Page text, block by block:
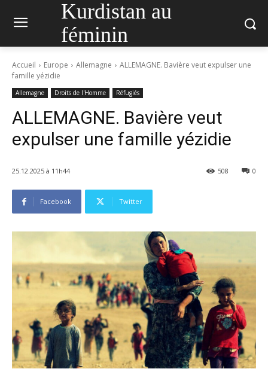
Kurdistan au
féminin
Accueil Europe Allemagne
ALLEMAGNE. Bavière veut expulser une
famille yézidie
Allemagne Droits de l'Homme Réfugiés
ALLEMAGNE. Bavière veut
expulser une famille yézidie
25.12.2025 à 11h44 0
508
Facebook Twitter